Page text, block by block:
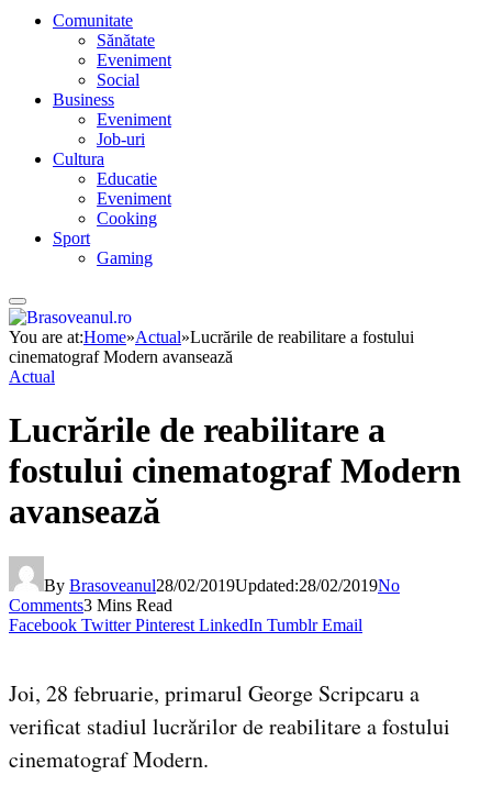
Comunitate
Sănătate
Eveniment
Social
Business
Eveniment
Job-uri
Cultura
Educatie
Eveniment
Cooking
Sport
Gaming
You are at:Home»Actual»Lucrările de reabilitare a fostului
cinematograf Modern avansează
Actual
Lucrările de reabilitare a
fostului cinematograf Modern
avansează
By Brasoveanul28/02/2019Updated:28/02/2019No
Comments3 Mins Read
Facebook Twitter Pinterest LinkedIn Tumblr Email
Joi, 28 februarie, primarul George Scripcaru a
verificat stadiul lucrărilor de reabilitare a fostului
cinematograf Modern.